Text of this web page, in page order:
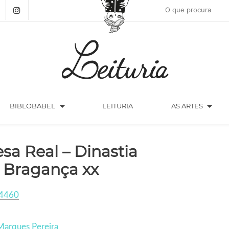
BIBLOBABEL arrow_drop_down LEITURIA AS ARTES arrow_drop_down
Real – Dinastia
xx
Pereira